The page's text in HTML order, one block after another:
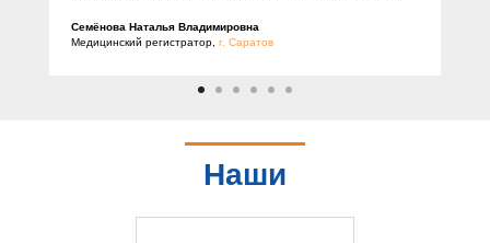
Семёнова Наталья Владимировна
Медицинский регистратор, г. Саратов
Наши